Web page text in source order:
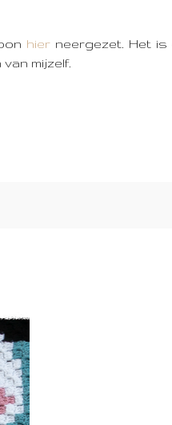
hier neergezet. Het is
mijzelf.